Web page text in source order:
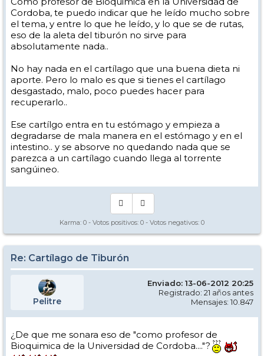
Cordoba, te puedo indicar que he leído mucho sobre
el tema, y entre lo que he leído, y lo que se de rutas,
eso de la aleta del tiburón no sirve para
absolutamente nada..
No hay nada en el cartílago que una buena dieta ni
aporte. Pero lo malo es que si tienes el cartílago
desgastado, malo, poco puedes hacer para
recuperarlo..
Ese cartílgo entra en tu estómago y empieza a
degradarse de mala manera en el estómago y en el
intestino.. y se absorve no quedando nada que se
parezca a un cartílago cuando llega al torrente
sangúineo.
Karma: 0 - Votos positivos: 0 - Votos negativos: 0
Re: Cartílago de Tiburón
Pelitre
Enviado: 13-06-2012 20:25
Registrado: 21 años antes
Mensajes: 10.847
¿De que me sonara eso de "como profesor de
Bioquimica de la Universidad de Cordoba...."?